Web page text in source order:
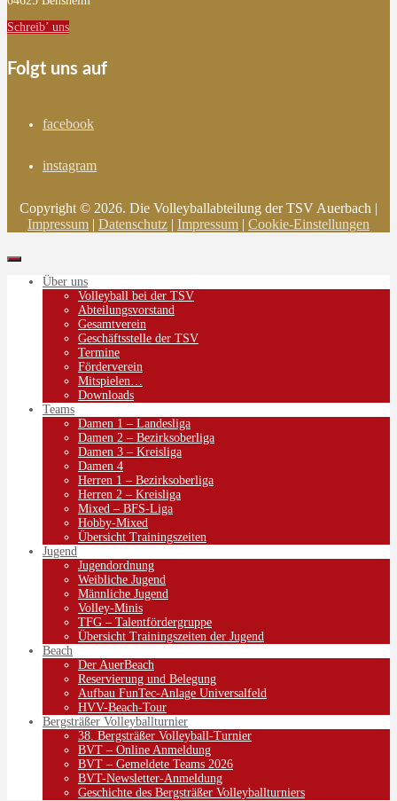
Schreib’ uns
Folgt uns auf
facebook
instagram
Copyright © 2026. Die Volleyballabteilung der TSV Auerbach |
Impressum | Datenschutz | Impressum | Cookie-Einstellungen
Über uns
Volleyball bei der TSV
Abteilungsvorstand
Gesamtverein
Geschäftsstelle der TSV
Termine
Förderverein
Mitspielen…
Downloads
Teams
Damen 1 – Landesliga
Damen 2 – Bezirksoberliga
Damen 3 – Kreisliga
Damen 4
Herren 1 – Bezirksoberliga
Herren 2 – Kreisliga
Mixed – BFS-Liga
Hobby-Mixed
Übersicht Trainingszeiten
Jugend
Jugendordnung
Weibliche Jugend
Männliche Jugend
Volley-Minis
TFG – Talentfördergruppe
Übersicht Trainingszeiten der Jugend
Beach
Der AuerBeach
Reservierung und Belegung
Aufbau FunTec-Anlage Universalfeld
HVV-Beach-Tour
Bergsträßer Volleyballturnier
38. Bergsträßer Volleyball-Turnier
BVT – Online Anmeldung
BVT – Gemeldete Teams 2026
BVT-Newsletter-Anmeldung
Geschichte des Bergsträßer Volleyballturniers